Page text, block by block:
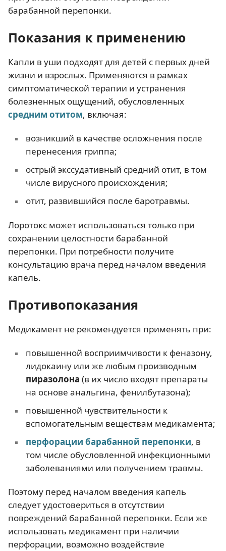
барабанной перепонки.
Показания к применению
Капли в уши подходят для детей с первых дней
жизни и взрослых. Применяются в рамках
симптоматической терапии и устранения
болезненных ощущений, обусловленных
средним отитом, включая:
возникший в качестве осложнения после
перенесения гриппа;
острый экссудативный средний отит, в том
числе вирусного происхождения;
отит, развившийся после баротравмы.
Лоротокс может использоваться только при
сохранении целостности барабанной
перепонки. При потребности получите
консультацию врача перед началом введения
капель.
Противопоказания
Медикамент не рекомендуется применять при:
повышенной восприимчивости к феназону,
лидокаину или же любым производным
пиразолона (в их число входят препараты
на основе анальгина, фенилбутазона);
повышенной чувствительности к
вспомогательным веществам медикамента;
перфорации барабанной перепонки, в
том числе обусловленной инфекционными
заболеваниями или получением травмы.
Поэтому перед началом введения капель
следует удостовериться в отсутствии
повреждений барабанной перепонки. Если же
использовать медикамент при наличии
перфорации, возможно воздействие